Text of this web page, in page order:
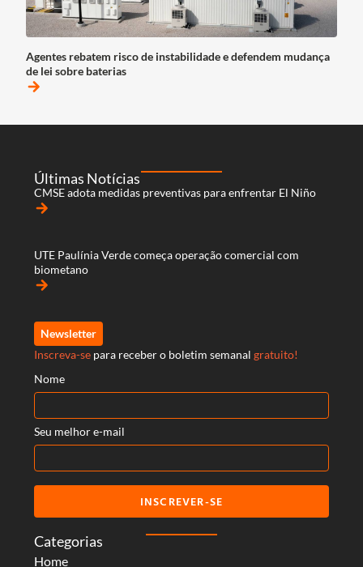
Agentes rebatem risco de instabilidade e defendem mudança
de lei sobre baterias
arrow_forward
Categorias
Home
Últimas Notícias
CMSE adota medidas preventivas para enfrentar El Niño
arrow_forward
UTE Paulínia Verde começa operação comercial com
biometano
arrow_forward
Newsletter
Inscreva-se para receber o boletim semanal gratuito!
Nome
Seu melhor e-mail
INSCREVER-SE